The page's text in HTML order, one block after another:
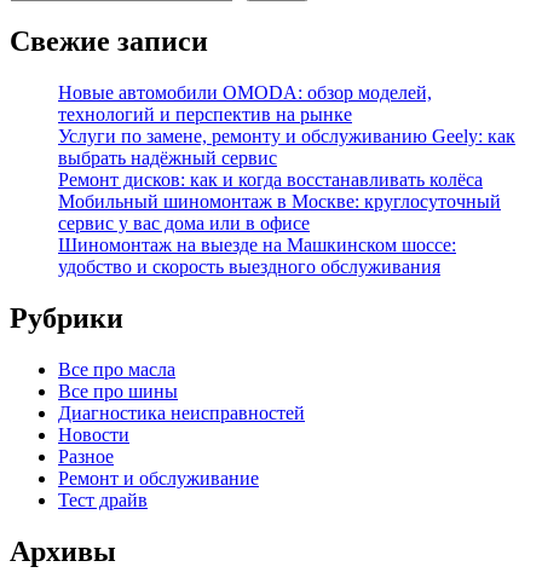
Свежие записи
Новые автомобили OMODA: обзор моделей,
технологий и перспектив на рынке
Услуги по замене, ремонту и обслуживанию Geely: как
выбрать надёжный сервис
Ремонт дисков: как и когда восстанавливать колёса
Мобильный шиномонтаж в Москве: круглосуточный
сервис у вас дома или в офисе
Шиномонтаж на выезде на Машкинском шоссе:
удобство и скорость выездного обслуживания
Рубрики
Все про масла
Все про шины
Диагностика неисправностей
Новости
Разное
Ремонт и обслуживание
Тест драйв
Архивы